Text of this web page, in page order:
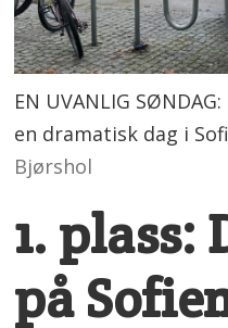
EN UVANLIG
en dramatisk dag i
Bjørshol
1. plass:
på